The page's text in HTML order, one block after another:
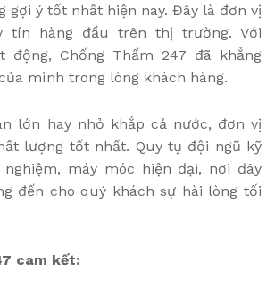
gợi ý tốt nhất hiện nay. Đây là đơn vị
tín hàng đầu trên thị trường. Với
động, Chống Thấm 247 đã khẳng
mình trong lòng khách hàng.
lớn hay nhỏ khắp cả nước, đơn vị
lượng tốt nhất. Quy tụ đội ngũ kỹ
máy móc hiện đại, nơi đây
đến cho quý khách sự hài lòng tối
cam kết: